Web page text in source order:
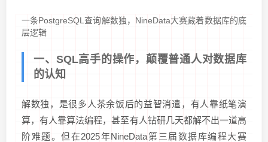
一条PostgreSQL查询解数独，NineData大赛藏着数据库的底
层逻辑
一、SQL高手的操作，颠覆普通人对数据库
的认知
解数独，是很多人茶余饭后的益智消遣，有人靠纸笔演
算，有人靠算法编程，甚至有人钻研几天都解不出一道高
阶难题。但在2025年NineData第三届数据库编程大赛